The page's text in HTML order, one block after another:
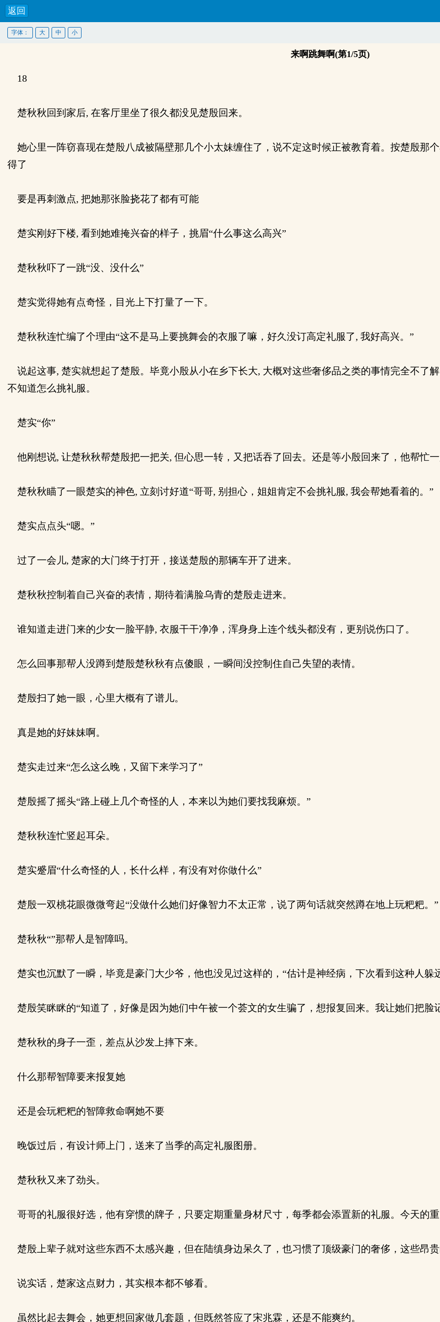
返回
字体： 大 中 小
来啊跳舞啊(第1/5页)
18
楚秋秋回到家后, 在客厅里坐了很久都没见楚殷回来。
她心里一阵窃喜现在楚殷八成被隔壁那几个小太妹缠住了，说不定这时候正被教育着。按楚殷那
得了
要是再刺激点, 把她那张脸挠花了都有可能
楚实刚好下楼, 看到她难掩兴奋的样子，挑眉“什么事这么高兴”
楚秋秋吓了一跳“没、没什么”
楚实觉得她有点奇怪，目光上下打量了一下。
楚秋秋连忙编了个理由“这不是马上要挑舞会的衣服了嘛，好久没订高定礼服了, 我好高兴。”
说起这事, 楚实就想起了楚殷。毕竟小殷从小在乡下长大, 大概对这些奢侈品之类的事情完全不了
不知道怎么挑礼服。
楚实“你”
他刚想说, 让楚秋秋帮楚殷把一把关, 但心思一转，又把话吞了回去。还是等小殷回来了，他帮忙一
楚秋秋瞄了一眼楚实的神色, 立刻讨好道“哥哥, 别担心，姐姐肯定不会挑礼服, 我会帮她看着的。”
楚实点点头“嗯。”
过了一会儿, 楚家的大门终于打开，接送楚殷的那辆车开了进来。
楚秋秋控制着自己兴奋的表情，期待着满脸乌青的楚殷走进来。
谁知道走进门来的少女一脸平静, 衣服干干净净，浑身身上连个线头都没有，更别说伤口了。
怎么回事那帮人没蹲到楚殷楚秋秋有点傻眼，一瞬间没控制住自己失望的表情。
楚殷扫了她一眼，心里大概有了谱儿。
真是她的好妹妹啊。
楚实走过来“怎么这么晚，又留下来学习了”
楚殷摇了摇头“路上碰上几个奇怪的人，本来以为她们要找我麻烦。”
楚秋秋连忙竖起耳朵。
楚实蹙眉“什么奇怪的人，长什么样，有没有对你做什么”
楚殷一双桃花眼微微弯起“没做什么她们好像智力不太正常，说了两句话就突然蹲在地上玩粑粑。”
楚秋秋“”那帮人是智障吗。
楚实也沉默了一瞬，毕竟是豪门大少爷，他也没见过这样的，“估计是神经病，下次看到这种人躲
楚殷笑眯眯的“知道了，好像是因为她们中午被一个荟文的女生骗了，想报复回来。我让她们把脸
楚秋秋的身子一歪，差点从沙发上摔下来。
什么那帮智障要来报复她
还是会玩粑粑的智障救命啊她不要
晚饭过后，有设计师上门，送来了当季的高定礼服图册。
楚秋秋又来了劲头。
哥哥的礼服很好选，他有穿惯的牌子，只要定期重量身材尺寸，每季都会添置新的礼服。今天的重
楚殷上辈子就对这些东西不太感兴趣，但在陆缜身边呆久了，也习惯了顶级豪门的奢侈，这些昂贵
说实话，楚家这点财力，其实根本都不够看。
虽然比起去舞会，她更想回家做几套题，但既然答应了宋兆霖，还是不能爽约。